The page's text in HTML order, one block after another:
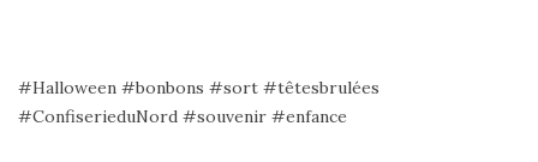
#Halloween #bonbons #sort #têtesbrulées
#ConfiserieduNord #souvenir #enfance